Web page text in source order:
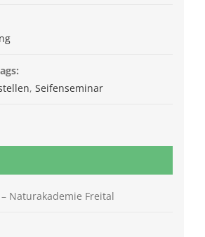
, Seifenseminar
Naturakademie Freital